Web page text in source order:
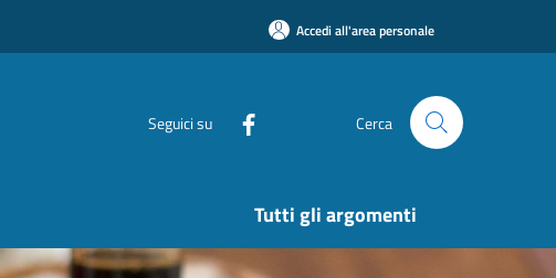
Accedi all'area personale
Seguici su Cerca
Tutti gli argomenti